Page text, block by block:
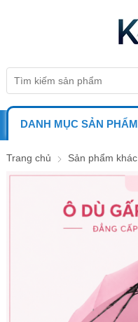
DANH MỤC SẢN PHẨM
Trang chủ Sản phẩm khác